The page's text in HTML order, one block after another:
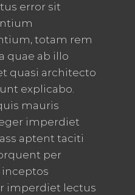
error sit
totam rem
quae ab illo
quasi architecto
explicabo.
mauris
imperdiet
aptent taciti
per
inceptos
imperdiet lectus